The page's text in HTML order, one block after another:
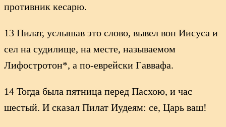
противник кесарю.
13 Пилат, услышав это слово, вывел вон Иисуса и
сел на судилище, на месте, называемом
Лифостротон*, а по-еврейски Гаввафа.
14 Тогда была пятница перед Пасхою, и час
шестый. И сказал Пилат Иудеям: се, Царь ваш!